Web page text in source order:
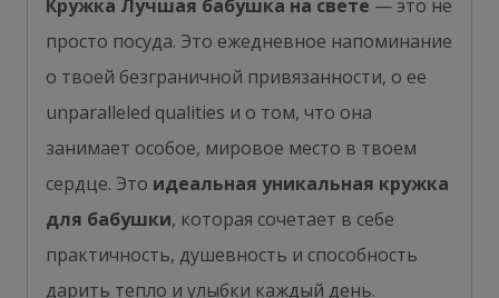
Кружка Лучшая бабушка на свете — это не
просто посуда. Это ежедневное напоминание
о твоей безграничной привязанности, о ее
unparalleled qualities и о том, что она
занимает особое, мировое место в твоем
сердце. Это идеальная уникальная кружка
для бабушки, которая сочетает в себе
практичность, душевность и способность
дарить тепло и улыбки каждый день.